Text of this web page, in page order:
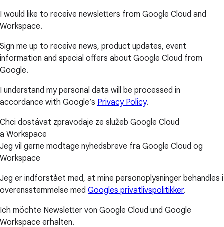
I would like to receive newsletters from Google Cloud and
Workspace.
Sign me up to receive news, product updates, event
information and special offers about Google Cloud from
Google.
I understand my personal data will be processed in
accordance with Google’s Privacy Policy.
Chci dostávat zpravodaje ze služeb Google Cloud
a Workspace
Jeg vil gerne modtage nyhedsbreve fra Google Cloud og
Workspace
Jeg er indforstået med, at mine personoplysninger behandles i
overensstemmelse med Googles privatlivspolitikker.
Ich möchte Newsletter von Google Cloud und Google
Workspace erhalten.